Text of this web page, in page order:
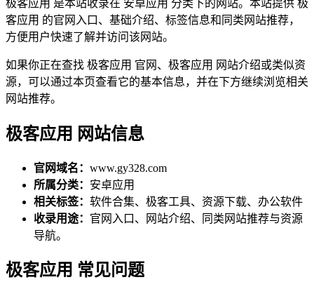
极客应用 是本站收录在 安卓应用 分类下的网站。本站提供 极
客应用 的官网入口、基础介绍、标签信息和同类网站推荐，
方便用户快速了解并访问该网站。
如果你正在查找 极客应用 官网、极客应用 网站介绍或类似资
源，可以通过本页查看它的基本信息，并在下方继续浏览相关
网站推荐。
极客应用 网站信息
官网域名： www.gy328.com
所属分类： 安卓应用
相关标签： 软件合集、极客工具、资源下载、办公软件
收录用途： 官网入口、网站介绍、同类网站推荐与资源
导航。
极客应用 常见问题